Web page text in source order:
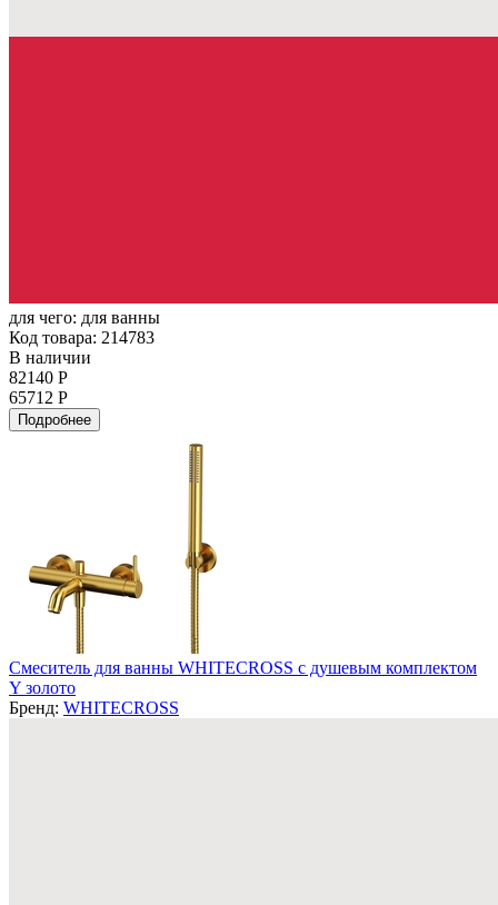
для чего: для ванны
Код товара: 214783
В наличии
82140 Р
65712 Р
Подробнее
Смеситель для ванны WHITECROSS с душевым комплектом
Y золото
Бренд: WHITECROSS